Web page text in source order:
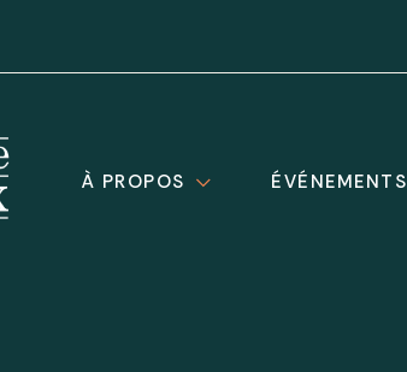
À PROPOS ÉVÉNEMENTS